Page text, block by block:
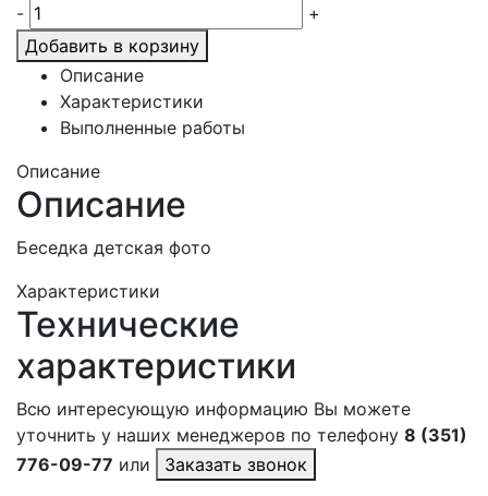
-
+
Добавить в корзину
Описание
Характеристики
Выполненные работы
Описание
Описание
Беседка детская фото
Характеристики
Технические
характеристики
Всю интересующую информацию Вы можете
уточнить у наших менеджеров по телефону 8 (351)
776-09-77 или Заказать звонок